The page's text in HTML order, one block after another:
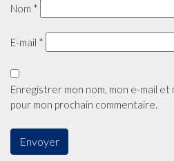
Nom *
E-mail *
Enregistrer mon nom, mon e-mail
pour mon prochain commentaire.